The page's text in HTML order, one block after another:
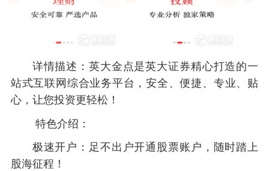
详情描述：英大金点是英大证券精心打造的一
站式互联网综合业务平台，安全、便捷、专业、贴
心，让您投资更轻松！
特色介绍：
极速开户：足不出户开通股票账户，随时踏上
股海征程！